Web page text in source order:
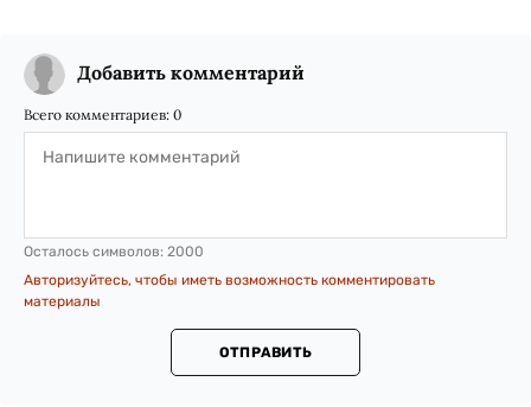
Добавить комментарий
Всего комментариев: 0
Осталось символов: 2000
Авторизуйтесь, чтобы иметь возможность комментировать
материалы
ОТПРАВИТЬ